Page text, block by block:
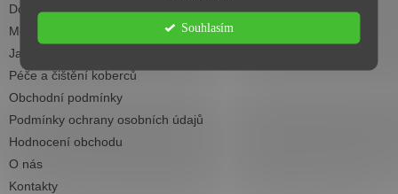
Souhlasím
Dodací termíny
Možnosti platby
Jak vybrat koberec do každé místnosti
Péče a čištění koberců
Obchodní podmínky
Podmínky ochrany osobních údajů
Hodnocení obchodu
O nás
Kontakty